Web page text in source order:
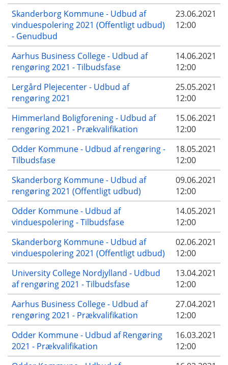
Skanderborg Kommune - Udbud af
vinduespolering 2021 (Offentligt udbud)
- Genudbud
23.06.2021
12:00
Aarhus Business College - Udbud af
rengøring 2021 - Tilbudsfase
14.06.2021
12:00
Lergård Plejecenter - Udbud af
rengøring 2021
25.05.2021
12:00
Himmerland Boligforening - Udbud af
rengøring 2021 - Prækvalifikation
15.06.2021
12:00
Odder Kommune - Udbud af rengøring -
Tilbudsfase
18.05.2021
12:00
Skanderborg Kommune - Udbud af
rengøring 2021 (Offentligt udbud)
09.06.2021
12:00
Odder Kommune - Udbud af
vinduespolering - Tilbudsfase
14.05.2021
12:00
Skanderborg Kommune - Udbud af
vinduespolering 2021 (Offentligt udbud)
02.06.2021
12:00
University College Nordjylland - Udbud
af rengøring 2021 - Tilbudsfase
13.04.2021
12:00
Aarhus Business College - Udbud af
rengøring 2021 - Prækvalifikation
27.04.2021
12:00
Odder Kommune - Udbud af Rengøring
2021 - Prækvalifikation
16.03.2021
12:00